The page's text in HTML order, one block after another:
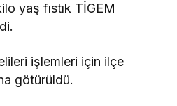
yaş fıstık TİGEM
işlemleri için ilçe
götürüldü.